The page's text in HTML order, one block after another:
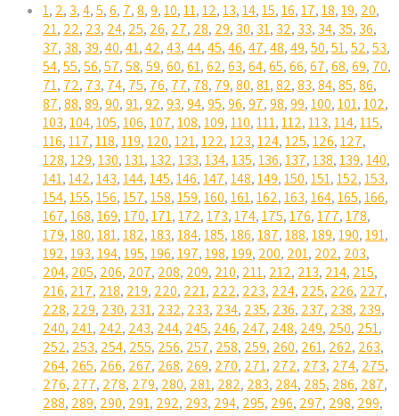
1, 2, 3,4,5,6, 7,8,9,10,11,12,13,14,15,16,17,18,19, 20,
21, 22, 23, 24, 25, 26, 27, 28, 29, 30, 31, 32, 33, 34, 35, 36,
37, 38, 39,40,41,42,43,44,45,46,47,48,49,50,51,52,53,
54,55,56,57,58,59,60,61,62,63,64,65,66,67,68,69, 70,
71, 72, 73, 74, 75, 76, 77, 78, 79,80,81,82,83,84,85,86,
87,88,89,90,91,92,93,94,95,96,97,98,99,100,101,102,
103,104,105,106,107,108,109,110,111,112,113,114,115,
116,117,118,119,120,121,122,123,124,125,126,127,
128,129,130,131,132,133,134,135,136,137,138,139,140,
141,142,143,144,145,146,147,148,149,150,151,152,153,
154,155,156,157,158,159,160,161,162,163,164,165,166,
167,168,169,170,171,172,173,174,175,176,177,178,
179,180,181,182,183,184,185,186,187,188,189,190,191,
192,193,194,195,196,197,198,199, 200, 201, 202, 203,
204, 205, 206, 207, 208, 209, 210, 211, 212, 213, 214, 215,
216, 217, 218, 219, 220, 221, 222, 223, 224, 225, 226, 227,
228, 229, 230, 231, 232, 233, 234, 235, 236, 237, 238, 239,
240, 241, 242, 243, 244, 245, 246, 247, 248, 249, 250, 251,
252, 253, 254, 255, 256, 257, 258, 259, 260, 261, 262, 263,
264, 265, 266, 267, 268, 269, 270, 271, 272, 273, 274, 275,
276, 277, 278, 279, 280, 281, 282, 283, 284, 285, 286, 287,
288, 289, 290, 291, 292, 293, 294, 295, 296, 297, 298, 299,